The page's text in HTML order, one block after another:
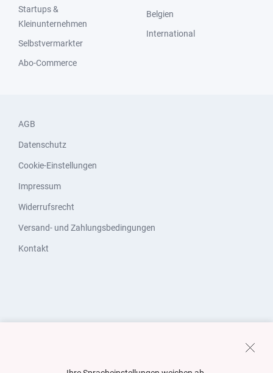
Startups &
Kleinunternehmen
Selbstvermarkter
Abo-Commerce
Belgien
International
AGB
Datenschutz
Cookie-Einstellungen
Impressum
Widerrufsrecht
Versand- und Zahlungsbedingungen
Kontakt